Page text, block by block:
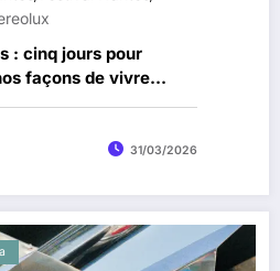
: cinq jours pour
façons de vivre
31/03/2026